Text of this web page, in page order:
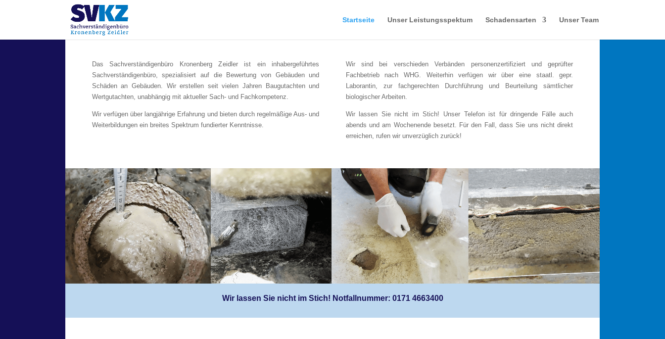
Startseite Unser Leistungsspektum Schadensarten Unser Team
Das Sachverständigenbüro Kronenberg Zeidler ist ein inhabergeführtes
Sachverständigenbüro, spezialisiert auf die Bewertung von Gebäuden und
Schäden an Gebäuden. Wir erstellen seit vielen Jahren Baugutachten und
Wertgutachten, unabhängig mit aktueller Sach- und Fachkompetenz.
Wir verfügen über langjährige Erfahrung und bieten durch regelmäßige Aus- und
Weiterbildungen ein breites Spektrum fundierter Kenntnisse.
Wir sind bei verschieden Verbänden personenzertifiziert und geprüfter
Fachbetrieb nach WHG. Weiterhin verfügen wir über eine staatl. gepr.
Laborantin, zur fachgerechten Durchführung und Beurteilung sämtlicher
biologischer Arbeiten.
Wir lassen Sie nicht im Stich! Unser Telefon ist für dringende Fälle auch
abends und am Wochenende besetzt. Für den Fall, dass Sie uns nicht direkt
erreichen, rufen wir unverzüglich zurück!
Wir lassen Sie nicht im Stich! Notfallnummer: 0171 4663400